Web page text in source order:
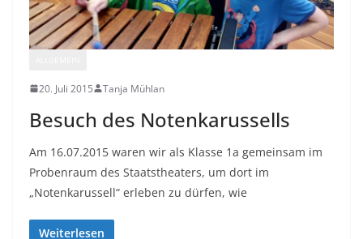
20. Juli 2015 Tanja Mühlan
Besuch des Notenkarussells
Am 16.07.2015 waren wir als Klasse 1a gemeinsam im
Probenraum des Staatstheaters, um dort im
„Notenkarussell“ erleben zu dürfen, wie
Weiterlesen